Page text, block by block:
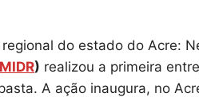
do estado do Acre:
MIDR) realizou a primeira
A ação inaugura, no